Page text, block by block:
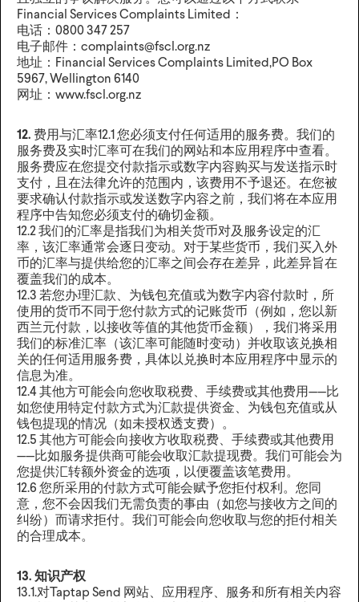
Financial Services Complaints Limited：
电话：0800 347 257
电子邮件：complaints@fscl.org.nz
地址：Financial Services Complaints Limited,PO Box
5967, Wellington 6140
网址：www.fscl.org.nz
12. 费用与汇率12.1 您必须支付任何适用的服务费。我们的
服务费及实时汇率可在我们的网站和本应用程序中查看。
服务费应在您提交付款指示或数字内容购买与发送指示时
支付，且在法律允许的范围内，该费用不予退还。在您被
要求确认付款指示或发送数字内容之前，我们将在本应用
程序中告知您必须支付的确切金额。
12.2 我们的汇率是指我们为相关货币对及服务设定的汇
率，该汇率通常会逐日变动。对于某些货币，我们买入外
币的汇率与提供给您的汇率之间会存在差异，此差异旨在
覆盖我们的成本。
12.3 若您办理汇款、为钱包充值或为数字内容付款时，所
使用的货币不同于您付款方式的记账货币（例如，您以新
西兰元付款，以接收等值的其他货币金额），我们将采用
我们的标准汇率（该汇率可能随时变动）并收取该兑换相
关的任何适用服务费，具体以兑换时本应用程序中显示的
信息为准。
12.4 其他方可能会向您收取税费、手续费或其他费用——比
如您使用特定付款方式为汇款提供资金、为钱包充值或从
钱包提现的情况（如未授权透支费）。
12.5 其他方可能会向接收方收取税费、手续费或其他费用
——比如服务提供商可能会收取汇款提现费。我们可能会为
您提供汇转额外资金的选项，以便覆盖该笔费用。
12.6 您所采用的付款方式可能会赋予您拒付权利。您同
意，您不会因我们无需负责的事由（如您与接收方之间的
纠纷）而请求拒付。我们可能会向您收取与您的拒付相关
的合理成本。
13. 知识产权
13.1.对Taptap Send 网站、应用程序、服务和所有相关内容